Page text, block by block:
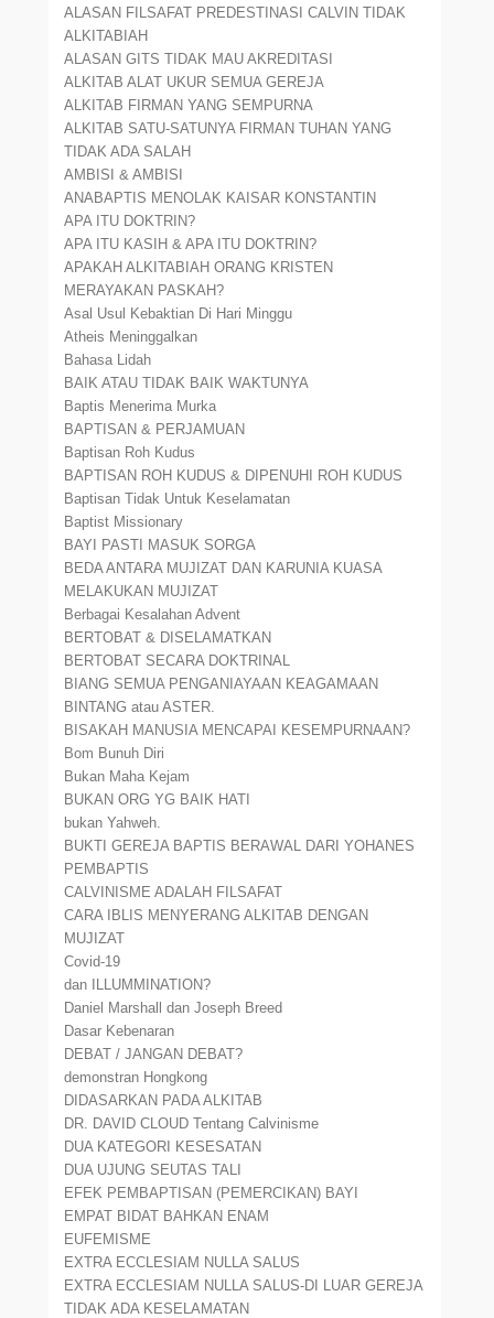
ALASAN FILSAFAT PREDESTINASI CALVIN TIDAK
ALKITABIAH
ALASAN GITS TIDAK MAU AKREDITASI
ALKITAB ALAT UKUR SEMUA GEREJA
ALKITAB FIRMAN YANG SEMPURNA
ALKITAB SATU-SATUNYA FIRMAN TUHAN YANG
TIDAK ADA SALAH
AMBISI & AMBISI
ANABAPTIS MENOLAK KAISAR KONSTANTIN
APA ITU DOKTRIN?
APA ITU KASIH & APA ITU DOKTRIN?
APAKAH ALKITABIAH ORANG KRISTEN
MERAYAKAN PASKAH?
Asal Usul Kebaktian Di Hari Minggu
Atheis Meninggalkan
Bahasa Lidah
BAIK ATAU TIDAK BAIK WAKTUNYA
Baptis Menerima Murka
BAPTISAN & PERJAMUAN
Baptisan Roh Kudus
BAPTISAN ROH KUDUS & DIPENUHI ROH KUDUS
Baptisan Tidak Untuk Keselamatan
Baptist Missionary
BAYI PASTI MASUK SORGA
BEDA ANTARA MUJIZAT DAN KARUNIA KUASA
MELAKUKAN MUJIZAT
Berbagai Kesalahan Advent
BERTOBAT & DISELAMATKAN
BERTOBAT SECARA DOKTRINAL
BIANG SEMUA PENGANIAYAAN KEAGAMAAN
BINTANG atau ASTER.
BISAKAH MANUSIA MENCAPAI KESEMPURNAAN?
Bom Bunuh Diri
Bukan Maha Kejam
BUKAN ORG YG BAIK HATI
bukan Yahweh.
BUKTI GEREJA BAPTIS BERAWAL DARI YOHANES
PEMBAPTIS
CALVINISME ADALAH FILSAFAT
CARA IBLIS MENYERANG ALKITAB DENGAN
MUJIZAT
Covid-19
dan ILLUMMINATION?
Daniel Marshall dan Joseph Breed
Dasar Kebenaran
DEBAT / JANGAN DEBAT?
demonstran Hongkong
DIDASARKAN PADA ALKITAB
DR. DAVID CLOUD Tentang Calvinisme
DUA KATEGORI KESESATAN
DUA UJUNG SEUTAS TALI
EFEK PEMBAPTISAN (PEMERCIKAN) BAYI
EMPAT BIDAT BAHKAN ENAM
EUFEMISME
EXTRA ECCLESIAM NULLA SALUS
EXTRA ECCLESIAM NULLA SALUS-DI LUAR GEREJA
TIDAK ADA KESELAMATAN